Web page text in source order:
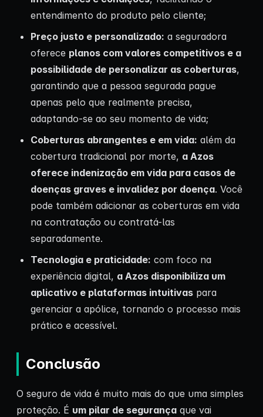
entendimento do produto pelo cliente;
Preço justo e personalizado: a seguradora
oferece planos com valores competitivos e a
possibilidade de personalizar as coberturas,
garantindo que a pessoa segurada pague
apenas pelo que realmente precisa,
adaptando-se ao seu momento de vida;
Coberturas abrangentes e em vida: além da
cobertura tradicional por morte, a Azos
oferece indenização em vida para casos de
doenças graves e invalidez por doença. Você
pode também adicionar as coberturas em vida
na contratação ou contratá-las
separadamente.
Tecnologia e praticidade: com foco na
experiência digital, a Azos disponibiliza um
aplicativo e plataformas intuitivas para
gerenciar a apólice, tornando o processo mais
prático e acessível.
Conclusão
O seguro de vida é muito mais do que uma simples
proteção. É um pilar de segurança que vai